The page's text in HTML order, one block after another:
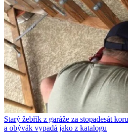
Starý žebřík z garáže za stopadesát
a obývák vypadá jako z katalogu